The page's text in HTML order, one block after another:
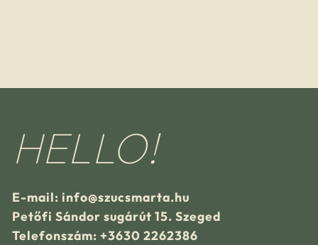
HELLO!
E-mail: info@szucsmarta.hu
Petőfi Sándor sugárút 15. Szeged
Telefonszám: +3630 2262386